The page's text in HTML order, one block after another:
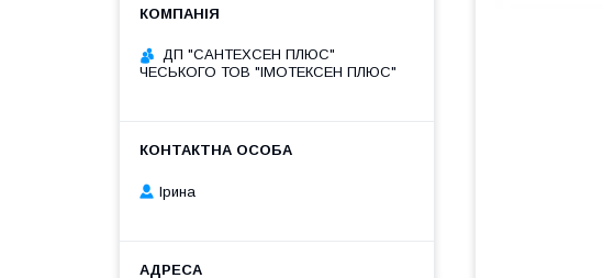
ДП "САНТЕХСЕН ПЛЮС"
ЧЕСЬКОГО ТОВ "ІМОТЕКСЕН ПЛЮС"
Ірина